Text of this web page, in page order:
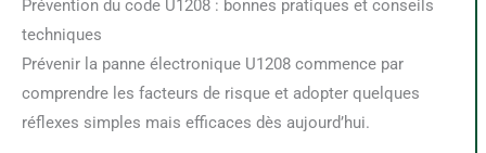
Prévention du code U1208 : bonnes pratiques et conseils
techniques
Prévenir la panne électronique U1208 commence par
comprendre les facteurs de risque et adopter quelques
réflexes simples mais efficaces dès aujourd’hui.